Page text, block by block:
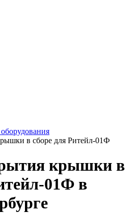
в сборе для Ритейл-01Ф
крышки в
01Ф в